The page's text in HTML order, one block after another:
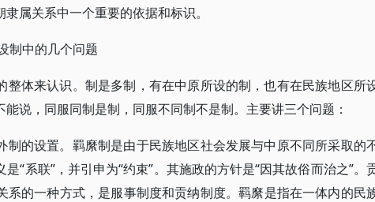
属关系中一个重要的依据和标识。
制中的几个问题
整体来认识。制是多制，有在中原所设的制，也有在民族地区所
说，同服同制是制，同服不同制不是制。主要讲三个问题：
制的设置。羁縻制是由于民族地区社会发展与中原不同所采取的
“系联”，并引申为“约束”。其施政的方针是“因其故俗而治之”。
系的一种方式，是服事制度和贡纳制度。羁縻是指在一体内的民